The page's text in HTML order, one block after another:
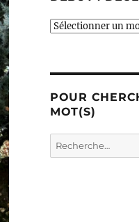
début
POUR
MOT(S)
Recherche
pour :